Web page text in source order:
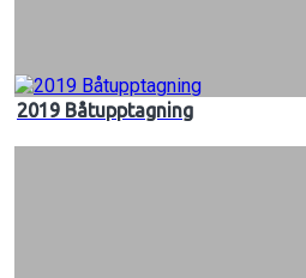
2019 Båtupptagning